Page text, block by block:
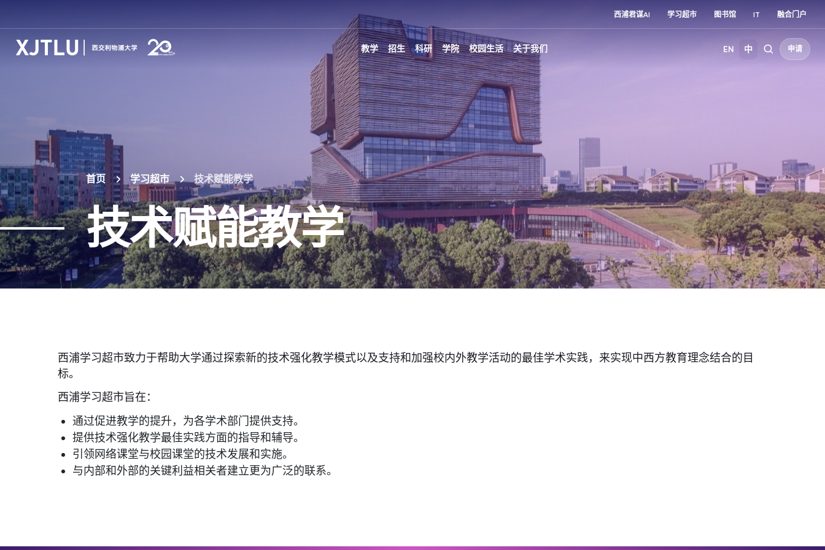
西浦君谋AI 学习超市 图书馆 IT 融合门户
教学 招生 科研 学院 校园生活 关于我们 EN 中 申请
首页 学习超市 技术赋能教学
技术赋能教学
西浦学习超市致力于帮助大学通过探索新的技术强化教学模式以及支持和加强校内外教学活动的最佳学术实践，来实现中西方教育理念结合的目
标。
西浦学习超市旨在：
通过促进教学的提升，为各学术部门提供支持。
提供技术强化教学最佳实践方面的指导和辅导。
引领网络课堂与校园课堂的技术发展和实施。
与内部和外部的关键利益相关者建立更为广泛的联系。